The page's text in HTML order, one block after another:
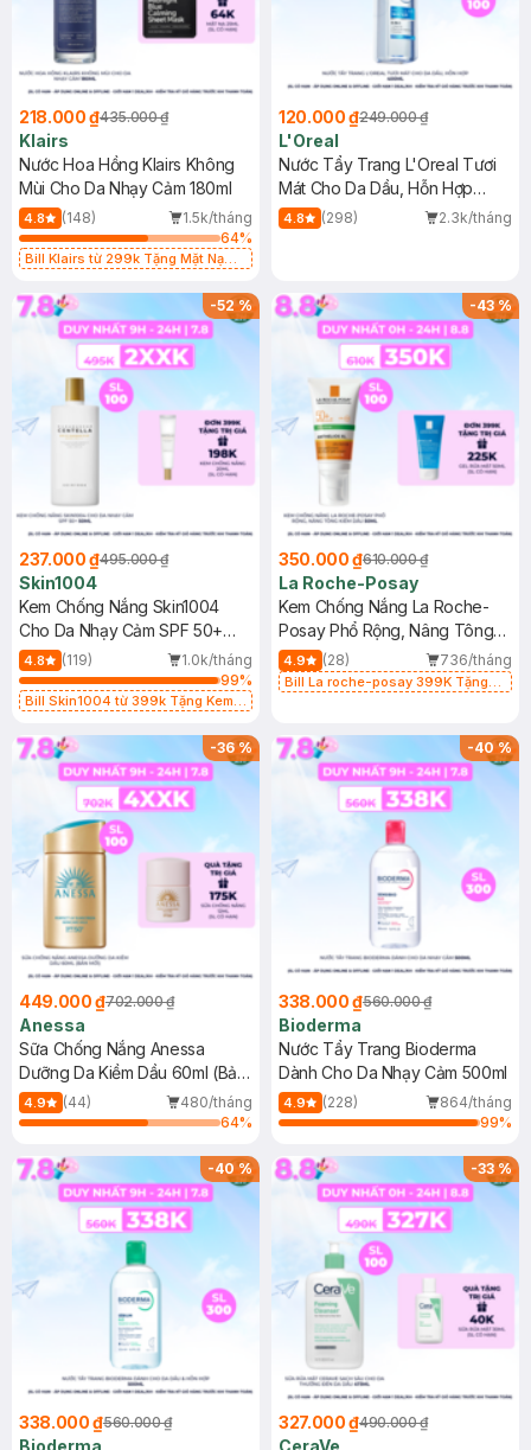
218.000 ₫435.000 ₫
Klairs
Nước Hoa Hồng Klairs Không
Mùi Cho Da Nhạy Cảm 180ml
4.8 (148)
1.5k/tháng
64%
Bill Klairs từ 299k Tặng Mặt Nạ
25ml (SL Có Hạn)
120.000 ₫249.000 ₫
L'Oreal
Nước Tẩy Trang L'Oreal Tươi
Mát Cho Da Dầu, Hỗn Hợp
400ml
4.8 (298) 2.3k/tháng
-52%
237.000 ₫495.000 ₫
Skin1004
Kem Chống Nắng Skin1004
Cho Da Nhạy Cảm SPF 50+
50ml
4.8 (119)
1.0k/tháng
99%
Bill Skin1004 từ 399k Tặng Kem
SPF 50+ 20ml (SL Có Hạn)
-43%
350.000 ₫610.000 ₫
La Roche-Posay
Kem Chống Nắng La Roche-
Posay Phổ Rộng, Nâng Tông
Kiềm Dầu 50ml
4.9 (28) 736/tháng
Bill La roche-posay 399K Tặng
-36%
449.000 ₫702.000 ₫
Anessa
Sữa Chống Nắng Anessa
Dưỡng Da Kiềm Dầu 60ml (Bản
Mới)
4.9 (44)
480/tháng
64%
-40%
338.000 ₫560.000 ₫
Bioderma
Nước Tẩy Trang Bioderma
Dành Cho Da Nhạy Cảm 500ml
4.9 (228)
864/tháng
99%
-40%
338.000 ₫560.000 ₫
Bioderma
-33%
327.000 ₫490.000 ₫
CeraVe